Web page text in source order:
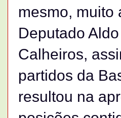
mesmo, muito
Deputado
Calheiros,
partidos da
resultou na